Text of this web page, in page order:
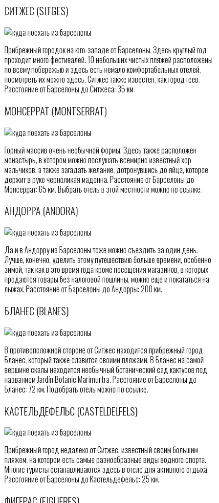
СИТЖЕС (SITGES)
Прибрежный городок на юго-западе от Барселоны. Здесь круглый год
проходит много фестивалей. 10 небольших чистых пляжей расположены
по всему побережью и здесь есть немало комфортабельных отелей,
посмотреть их можно здесь. Ситжес также известен, как город геев.
Расстояние от Барселоны до Ситжеса: 35 км.
МОНСЕРРАТ (MONTSERRAT)
Горный массив очень необычной формы. Здесь также расположен
монастырь, в котором можно послушать всемирно известный хор
мальчиков, а также загадать желание, дотронувшись до яйца, которое
держит в руке черноликая мадонна. Расстояние от Барселоны до
Монсеррат: 65 км. Выбрать отель в этой местности можно по ссылке.
АНДОРРА (ANDORA)
Да и в Андорру из Барселоны тоже можно съездить за один день.
Лучше, конечно, уделить этому путешествию больше времени, особенно
зимой, так как в это время года кроме посещения магазинов, в которых
продаются товары без налоговой пошлины, можно еще и покататься на
лыжах. Расстояние от Барселоны до Андорры: 200 км.
БЛАНЕС (BLANES)
В противоположной стороне от Ситжес находится прибрежный город
Бланес, который также славится своими пляжами. В Бланес на самой
вершине скалы находится необычный ботанический сад кактусов под
названием Jardín Botanic Marimurtra. Расстояние от Барселоны до
Бланес: 72 км. Подобрать отель можно по ссылке.
КАСТЕЛЬДЕФЕЛЬС (CASTELDELFELS)
Прибрежный город недалеко от Ситжес, известный своим большим
пляжем, на котором есть самые разнообразные виды водного спорта.
Многие туристы останавливаются здесь в отеле для активного отдыха.
Расстояние от Барселоны до Кастельдефельс: 25 км.